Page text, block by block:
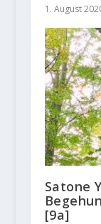
1. August
Satone
[9a]